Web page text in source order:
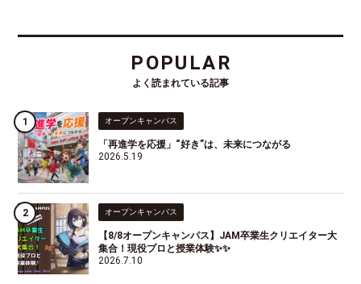
POPULAR
よく読まれている記事
オープンキャンパス
「再進学を応援」“好き”は、未来につながる
2026.5.19
オープンキャンパス
【8/8オープンキャンパス】JAM卒業生クリエイター大
集合！現役プロと授業体験✨✨
2026.7.10